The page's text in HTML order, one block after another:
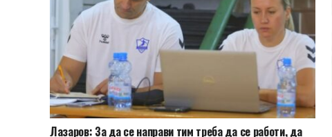
Лазаров: За да се направи тим треба да се работи, да